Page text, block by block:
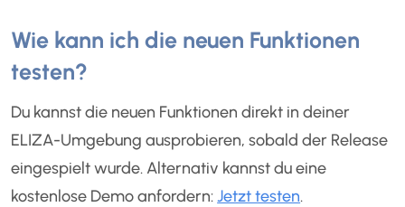
Wie kann ich die neuen Funktionen
testen?
Du kannst die neuen Funktionen direkt in deiner
ELIZA-Umgebung ausprobieren, sobald der Release
eingespielt wurde. Alternativ kannst du eine
kostenlose Demo anfordern:Jetzt testen.